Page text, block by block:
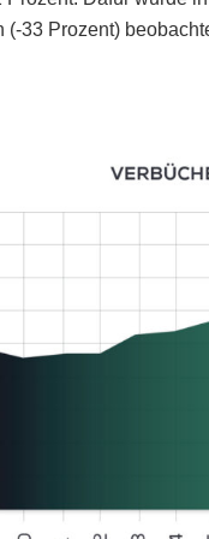
(-33 Prozent)